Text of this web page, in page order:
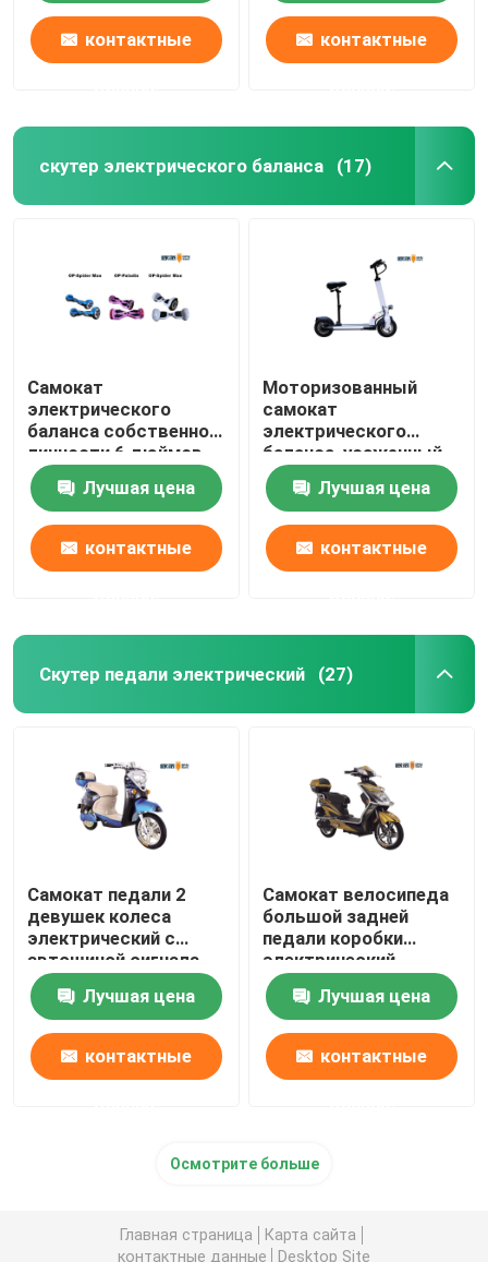
контактные контактные
скутер электрического баланса (17)
Самокат
электрического
баланса собственной
личности 6 дюймов
Лучшая цена
контактные
Моторизованный
самокат
электрического
баланса, усаженный
электрический
самокат для
взрослых
Лучшая цена
контактные
Скутер педали электрический (27)
Самокат педали 2
девушек колеса
электрический с
автошиной сигнала
тревоги безламповой
Лучшая цена
контактные
Самокат велосипеда
большой задней
педали коробки
электрический,
электрический мопед
с педалямиЛучшая цена
контактные
Осмотрите больше
Главная страница
Карта сайта
контактные данные
Desktop Site